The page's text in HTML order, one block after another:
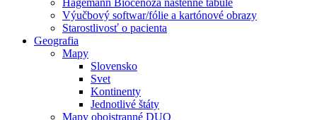
Hagemann Biocenóza nástenné tabule
Výučbový softwar/fólie a kartónové obrazy
Starostlivosť o pacienta
Geografia
Mapy
Slovensko
Svet
Kontinenty
Jednotlivé štáty
Mapy obojstranné DUO